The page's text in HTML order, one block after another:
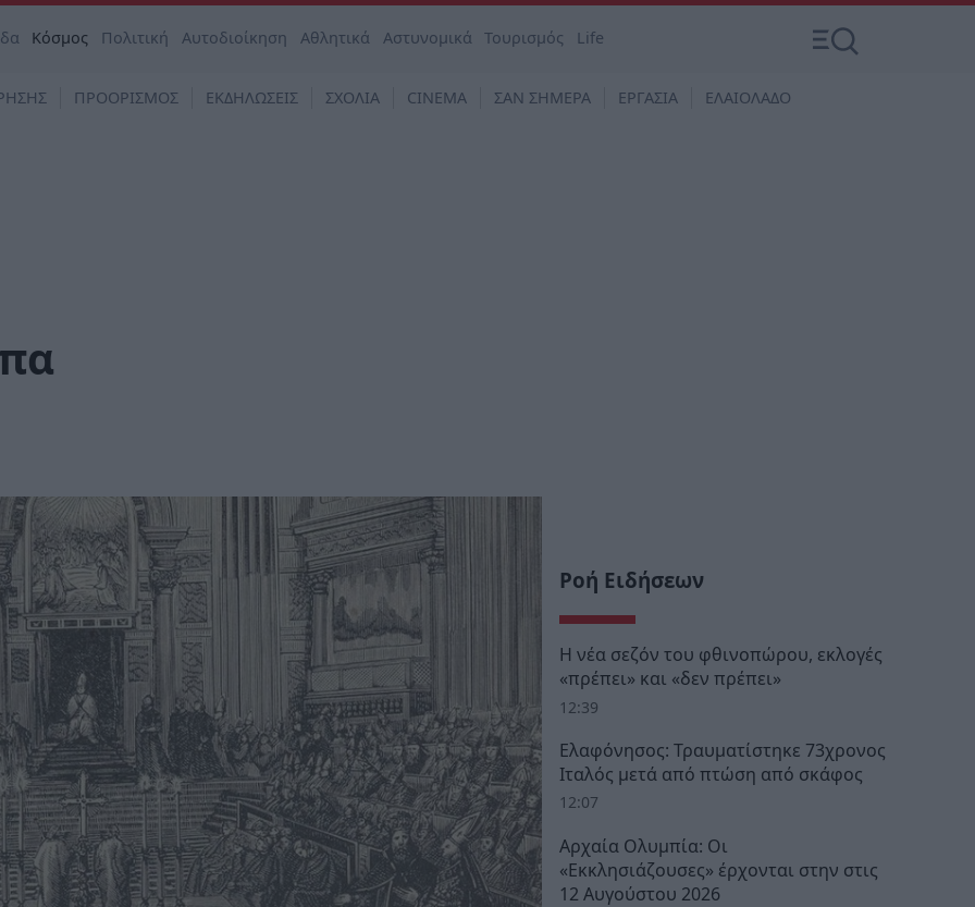
Κόσμος Πολιτική Αυτοδιοίκηση Αθλητικά Αστυνομικά Τουρισμός Life
ΠΡΟΟΡΙΣΜΟΣ ΕΚΔΗΛΩΣΕΙΣ ΣΧΟΛΙΑ CINEMA ΣΑΝ ΣΗΜΕΡΑ ΕΡΓΑΣΙΑ ΕΛΑΙΟΛΑΔΟ
Ροή Ειδήσεων
Η νέα σεζόν του φθινοπώρου, εκλογές
«πρέπει» και «δεν πρέπει»
12:39
Ελαφόνησος: Τραυματίστηκε 73χρονος
Ιταλός μετά από πτώση από σκάφος
12:07
Αρχαία Ολυμπία: Οι
«Εκκλησιάζουσες» έρχονται στην στις
12 Αυγούστου 2026